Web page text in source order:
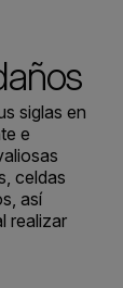
siglas en
e
celdas
así
realizar